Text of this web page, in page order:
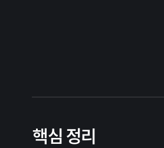
핵심 정리